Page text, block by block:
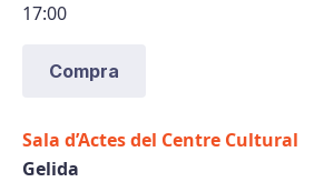
17:00
Compra
Sala d’Actes del Centre Cultural
Gelida